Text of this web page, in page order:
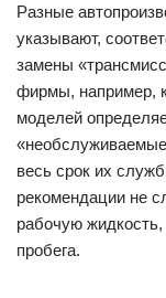
Разные
указывают,
замены
фирмы, например,
моделей
весь срок их
рекомендации не
рабочую
пробега.